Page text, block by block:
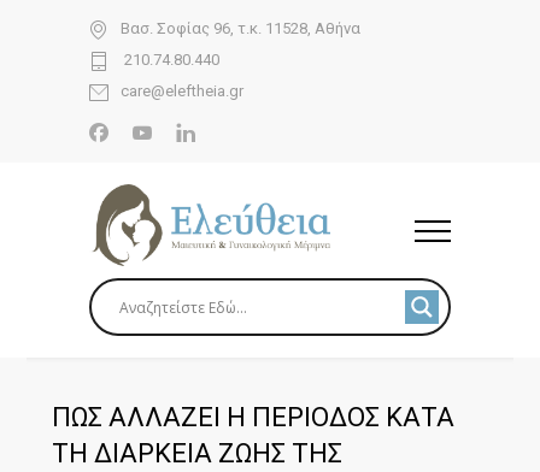
Βασ. Σοφίας 96, τ.κ. 11528, Αθήνα
210.74.80.440
care@eleftheia.gr
ΠΩΣ ΑΛΛΑΖΕΙ Η ΠΕΡΙΟΔΟΣ ΚΑΤΑ
ΤΗ ΔΙΑΡΚΕΙΑ ΖΩΗΣ ΤΗΣ